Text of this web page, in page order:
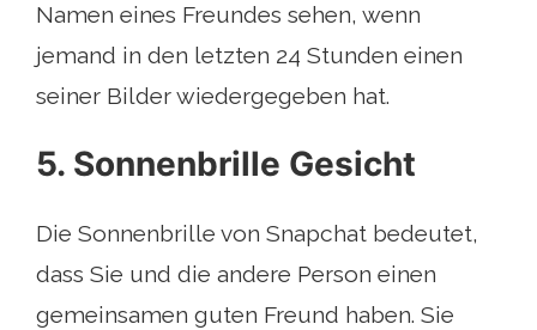
Namen eines Freundes sehen, wenn
jemand in den letzten 24 Stunden einen
seiner Bilder wiedergegeben hat.
5. Sonnenbrille Gesicht
Die Sonnenbrille von Snapchat bedeutet,
dass Sie und die andere Person einen
gemeinsamen guten Freund haben. Sie